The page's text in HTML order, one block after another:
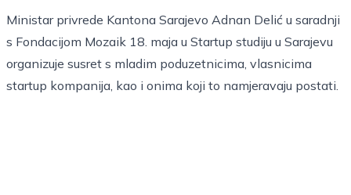
Ministar privrede Kantona Sarajevo Adnan Delić u saradnji
s Fondacijom Mozaik 18. maja u Startup studiju u Sarajevu
organizuje susret s mladim poduzetnicima, vlasnicima
startup kompanija, kao i onima koji to namjeravaju postati.